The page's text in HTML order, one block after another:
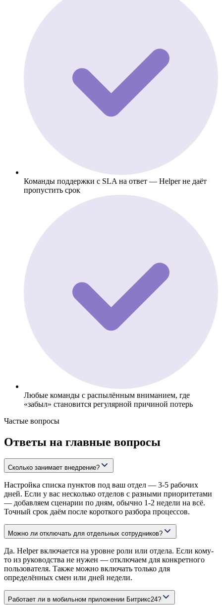
Команды поддержки с SLA на ответ — Helper не даёт
пропустить срок
Любые команды с распылённым вниманием, где
«забыл» становится регулярной причиной потерь
Частые вопросы
Ответы на главные вопросы
Сколько занимает внедрение?
Настройка списка пунктов под ваш отдел — 3-5 рабочих
дней. Если у вас несколько отделов с разными приоритетами
— добавляем сценарии по дням, обычно 1-2 недели на всё.
Точный срок даём после короткого разбора процессов.
Можно ли отключать для отдельных сотрудников?
Да. Helper включается на уровне роли или отдела. Если кому-
то из руководства не нужен — отключаем для конкретного
пользователя. Также можно включать только для
определённых смен или дней недели.
Работает ли в мобильном приложении Битрикс24?